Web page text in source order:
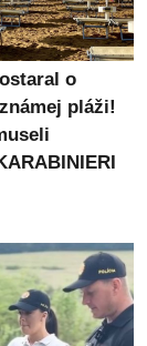
o
pláži!